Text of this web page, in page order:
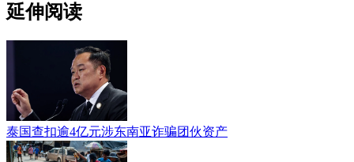
延伸阅读
泰国查扣逾4亿元涉东南亚诈骗团伙资产